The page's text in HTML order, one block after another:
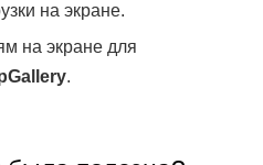
на экране.
на экране для
.